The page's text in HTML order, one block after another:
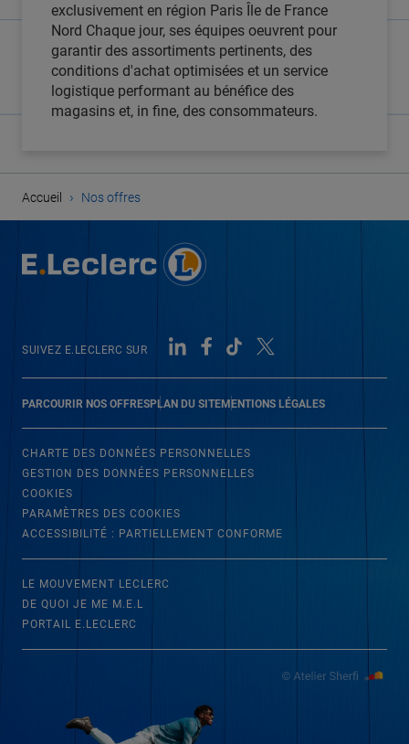
exclusivement en région Paris Île de France
Nord Chaque jour, ses équipes oeuvrent pour
garantir des assortiments pertinents, des
conditions d'achat optimisées et un service
logistique performant au bénéfice des
magasins et, in fine, des consommateurs.
Accueil › Nos offres
PARCOURIR NOS OFFRESPLAN DU SITEMENTIONS LÉGALES
SUIVEZ E.LECLERC SUR
CHARTE DES DONNÉES PERSONNELLES
GESTION DES DONNÉES PERSONNELLES
COOKIES
PARAMÈTRES DES COOKIES
ACCESSIBILITÉ : PARTIELLEMENT CONFORME
LE MOUVEMENT LECLERC
DE QUOI JE ME M.E.L
PORTAIL E.LECLERC